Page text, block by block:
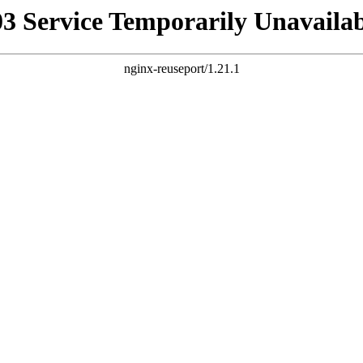
Service Temporarily
nginx-reuseport/1.21.1